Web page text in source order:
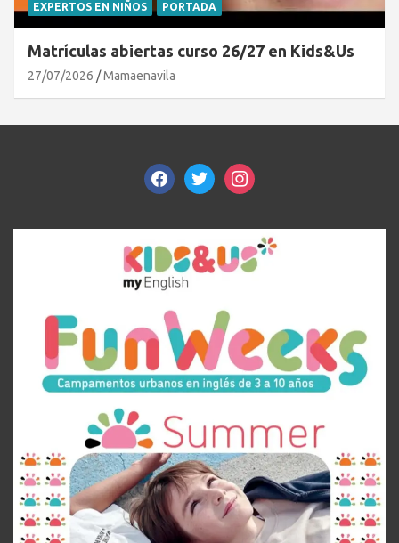
EXPERTOS EN NIÑOS PORTADA
Matrículas abiertas curso 26/27 en Kids&Us
27/07/2026 Mamaenavila
facebooktwitterinstagram